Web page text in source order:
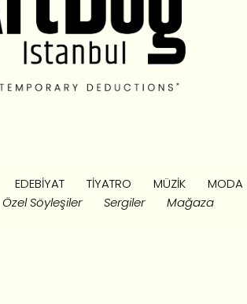
EDEBIYAT TIYATRO MÜZIK
MODA
Özel Söyleşiler Sergiler Mağaza